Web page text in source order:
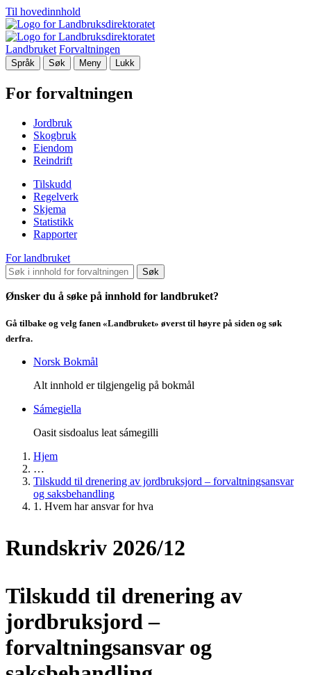
Til hovedinnhold
Landbruket Forvaltningen
Språk Søk Meny Lukk
For forvaltningen
Jordbruk
Skogbruk
Eiendom
Reindrift
Tilskudd
Regelverk
Skjema
Statistikk
Rapporter
For landbruket
Søk
Ønsker du å søke på innhold for landbruket?
Gå tilbake og velg fanen «Landbruket» øverst til høyre på siden og søk
derfra.
Norsk Bokmål
Alt innhold er tilgjengelig på bokmål
Sámegiella
Oasit sisdoalus leat sámegilli
Hjem
…
Tilskudd til drenering av jordbruksjord – forvaltningsansvar
og saksbehandling
1. Hvem har ansvar for hva
Rundskriv 2026/12
Tilskudd til drenering av
jordbruksjord –
forvaltningsansvar og